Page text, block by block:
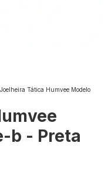
Joelheira Tática Humvee Modelo
b - Preta